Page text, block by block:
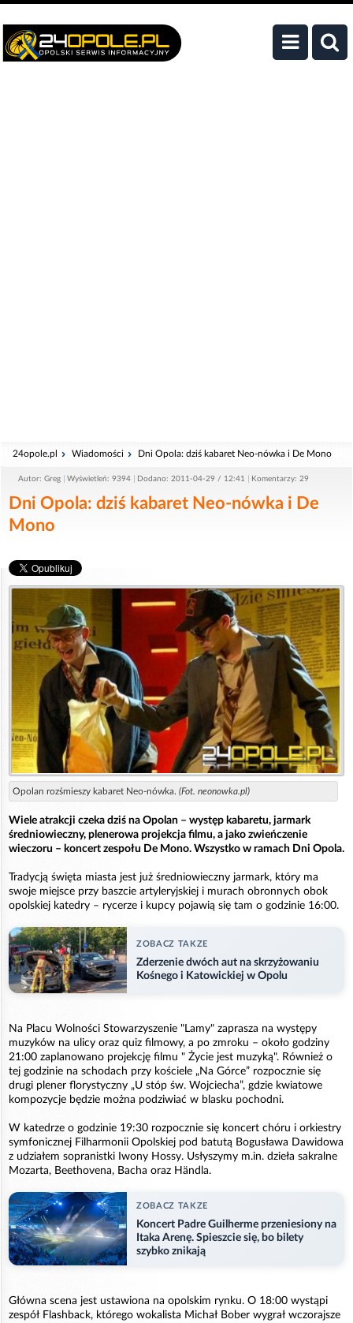
24opole.pl Wiadomości Dni Opola: dziś kabaret Neo-nówka i De Mono
Autor: Greg Wyświetleń: 9394 Dodano: 2011-04-29 / 12:41 Komentarzy: 29
Dni Opola: dziś kabaret Neo-nówka i De
Mono
Opolan rozśmieszy kabaret Neo-nówka. (Fot. neonowka.pl)
Wiele atrakcji czeka dziś na Opolan – występ kabaretu, jarmark
średniowieczny, plenerowa projekcja filmu, a jako zwieńczenie
wieczoru – koncert zespołu De Mono. Wszystko w ramach Dni Opola.
Tradycją święta miasta jest już średniowieczny jarmark, który ma
swoje miejsce przy baszcie artyleryjskiej i murach obronnych obok
opolskiej katedry – rycerze i kupcy pojawią się tam o godzinie 16:00.
ZOBACZ TAKZE
Zderzenie dwóch aut na skrzyżowaniu
Kośnego i Katowickiej w Opolu
Na Placu Wolności Stowarzyszenie "Lamy" zaprasza na występy
muzyków na ulicy oraz quiz filmowy, a po zmroku – około godziny
21:00 zaplanowano projekcję filmu " Życie jest muzyką". Również o
tej godzinie na schodach przy kościele „Na Górce” rozpocznie się
drugi plener florystyczny „U stóp św. Wojciecha”, gdzie kwiatowe
kompozycje będzie można podziwiać w blasku pochodni.
W katedrze o godzinie 19:30 rozpocznie się koncert chóru i orkiestry
symfonicznej Filharmonii Opolskiej pod batutą Bogusława Dawidowa
z udziałem sopranistki Iwony Hossy. Usłyszymy m.in. dzieła sakralne
Mozarta, Beethovena, Bacha oraz Händla.
ZOBACZ TAKZE
Koncert Padre Guilherme przeniesiony na
Itaka Arenę. Spieszcie się, bo bilety
szybko znikają
Główna scena jest ustawiona na opolskim rynku. O 18:00 wystąpi
zespół Flashback, którego wokalista Michał Bober wygrał wczorajsze